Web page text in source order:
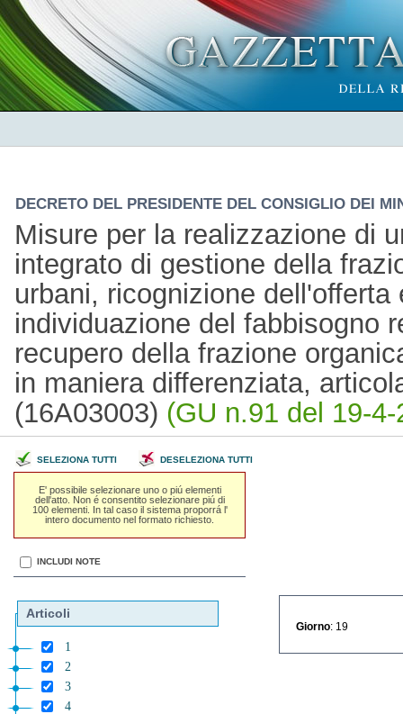
DECRETO DEL PRESIDENTE DEL CONSIGLIO DEI
Misure per la realizzazione di
integrato di gestione della
urbani, ricognizione dell'offerta
individuazione del fabbisogno
recupero della frazione
in maniera differenziata,
(16A03003) (GU n.91 del 19-
SELEZIONA TUTTI DESELEZIONA TUTTI
E' possibile selezionare uno o piú elementi
dell'atto. Non é consentito selezionare piú di
100 elementi. In tal caso il sistema proporrá l'
intero documento nel formato richiesto.
INCLUDI NOTE
Articoli
1
2
3
4
Giorno : 19